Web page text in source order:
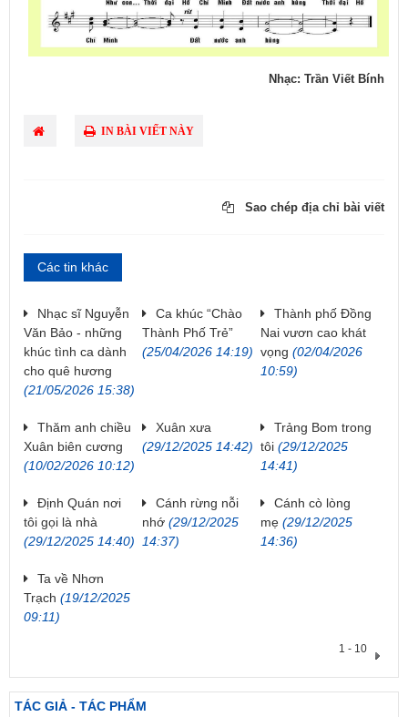
Nhạc: Trần Viết Bính
IN BÀI VIẾT NÀY
Sao chép địa chỉ bài viết
Các tin khác
Nhạc sĩ Nguyễn
Văn Bảo - những
khúc tình ca dành
cho quê hương
(21/05/2026 15:38)
Ca khúc “Chào
Thành Phố Trẻ”
(25/04/2026 14:19)
Thành phố Đồng
Nai vươn cao khát
vọng (02/04/2026
10:59)
Thăm anh chiều
Xuân biên cương
(10/02/2026 10:12)
Xuân xưa
(29/12/2025 14:42)
Trảng Bom trong
tôi(29/12/2025
14:41)
Định Quán nơi
tôi gọi là nhà
(29/12/2025 14:40)
Cánh rừng nỗi
nhớ(29/12/2025
14:37)
Cánh cò lòng
mẹ(29/12/2025
14:36)
Ta về Nhơn
Trạch (19/12/2025
09:11)
1 - 10
TÁC GIẢ - TÁC PHẨM